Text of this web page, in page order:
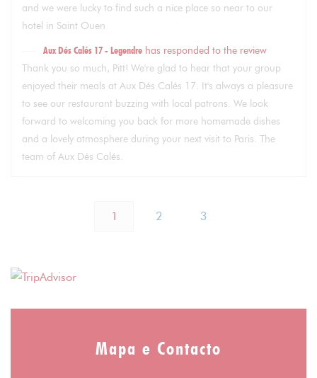
and we were lucky to find such a nice place so near to our
hotel in Saint Ouen
Aux Dés Calés 17 - Legendre has responded to the review
Thank you so much, Pitt! We're glad to hear that your group
enjoyed their meals at Aux Dés Calés 17. It's always a pleasure
to see our restaurant buzzing with local patrons. We look
forward to welcoming you back for more homemade dishes
and a lovely atmosphere during your next visit to Paris. The
team of Aux Dés Calés.
1 2 3
Mapa e Contacto